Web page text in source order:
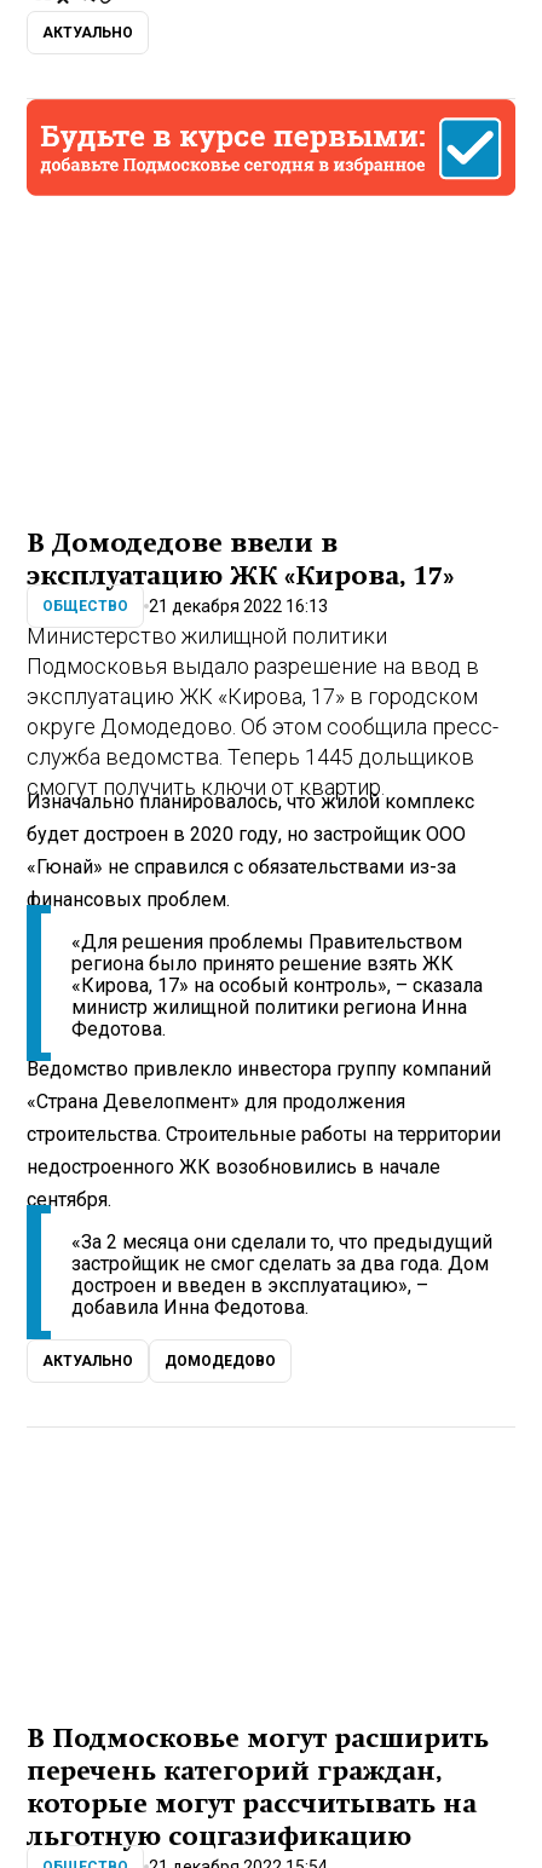
АКТУАЛЬНО
В Домодедове ввели в
эксплуатацию ЖК «Кирова, 17»
ОБЩЕСТВО 21 декабря 2022 16:13
Министерство жилищной политики
Подмосковья выдало разрешение на ввод в
эксплуатацию ЖК «Кирова, 17» в городском
округе Домодедово. Об этом сообщила пресс-
служба ведомства. Теперь 1445 дольщиков
смогут получить ключи от квартир.
Изначально планировалось, что жилой комплекс
будет достроен в 2020 году, но застройщик ООО
«Гюнай» не справился с обязательствами из-за
финансовых проблем.
«Для решения проблемы Правительством
региона было принято решение взять ЖК
«Кирова, 17» на особый контроль», – сказала
министр жилищной политики региона Инна
Федотова.
Ведомство привлекло инвестора группу компаний
«Страна Девелопмент» для продолжения
строительства. Строительные работы на территории
недостроенного ЖК возобновились в начале
сентября.
«За 2 месяца они сделали то, что предыдущий
застройщик не смог сделать за два года. Дом
достроен и введен в эксплуатацию», –
добавила Инна Федотова.
АКТУАЛЬНО ДОМОДЕДОВО
В Подмосковье могут расширить
перечень категорий граждан,
которые могут рассчитывать на
льготную соцгазификацию